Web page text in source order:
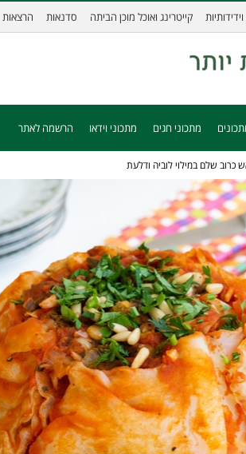
קייטרינג ואוכל מוכן הביתה סדנאות הרצאות
מתכוני חגים מתכוני וידאו הרשמה לאתר
שלם במילוי לוביה ודלעת